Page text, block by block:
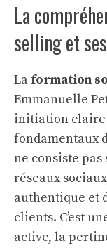
La
selling et
La formation
Emmanuelle
initiation claire
fondamentaux
ne consiste
réseaux
authentique et
clients. C’est
active, la